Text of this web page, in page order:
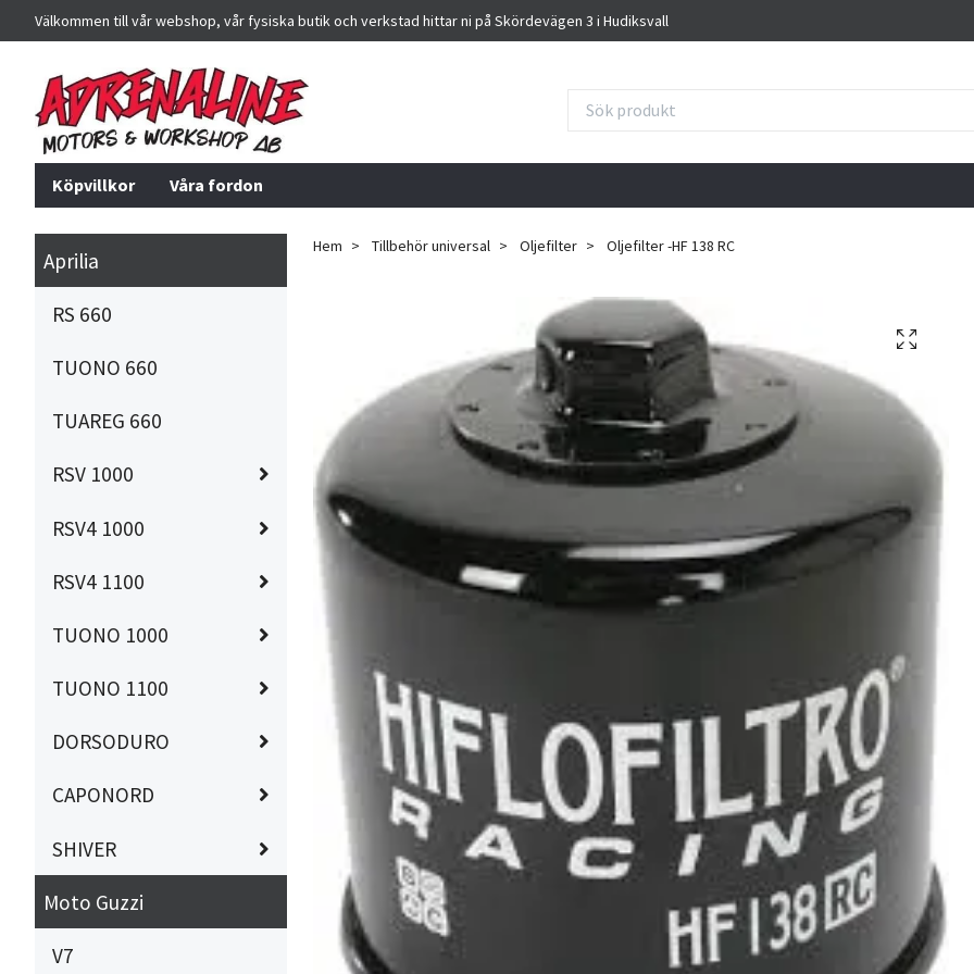
Välkommen till vår webshop, vår fysiska butik och verkstad hittar ni på Skördevägen 3 i Hudiksvall
Köpvillkor Våra fordon
Aprilia
RS 660
TUONO 660
TUAREG 660
RSV 1000
RSV4 1000
RSV4 1100
TUONO 1000
TUONO 1100
DORSODURO
CAPONORD
SHIVER
Moto Guzzi
V7
Hem Tillbehör universal Oljefilter Oljefilter -HF 138 RC